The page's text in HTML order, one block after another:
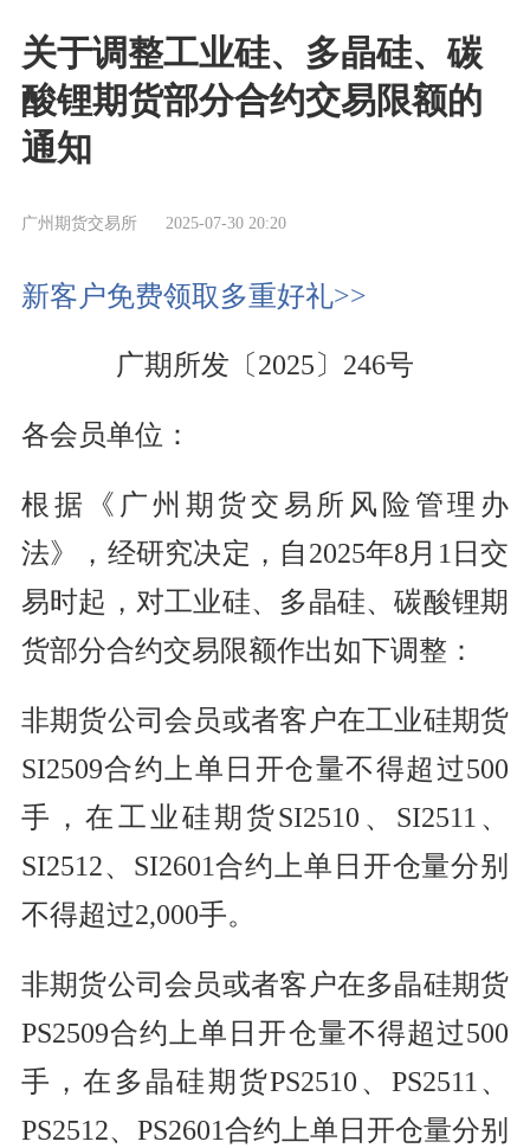
关于调整工业硅、多晶硅、碳
酸锂期货部分合约交易限额的
通知
广州期货交易所 2025-07-30 20:20
新客户免费领取多重好礼>>
广期所发〔2025〕246号
各会员单位：
根据《广州期货交易所风险管理办
法》，经研究决定，自2025年8月1日交
易时起，对工业硅、多晶硅、碳酸锂期
货部分合约交易限额作出如下调整：
非期货公司会员或者客户在工业硅期货
SI2509合约上单日开仓量不得超过500
手，在工业硅期货SI2510、SI2511、
SI2512、SI2601合约上单日开仓量分别
不得超过2,000手。
非期货公司会员或者客户在多晶硅期货
PS2509合约上单日开仓量不得超过500
手，在多晶硅期货PS2510、PS2511、
PS2512、PS2601合约上单日开仓量分别